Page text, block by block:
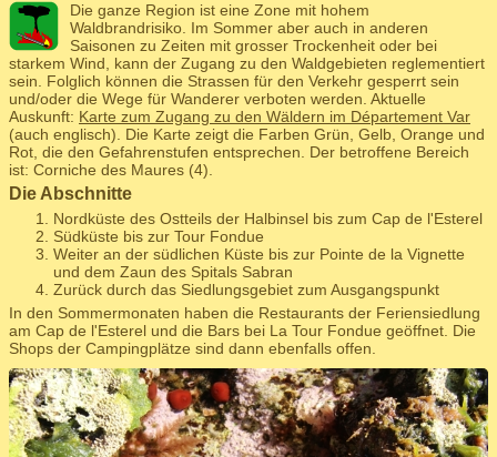
Die ganze Region ist eine Zone mit hohem
Waldbrandrisiko. Im Sommer aber auch in anderen
Saisonen zu Zeiten mit grosser Trockenheit oder bei
starkem Wind, kann der Zugang zu den Waldgebieten reglementiert
sein. Folglich können die Strassen für den Verkehr gesperrt sein
und/oder die Wege für Wanderer verboten werden. Aktuelle
Auskunft: Karte zum Zugang zu den Wäldern im Département Var
(auch englisch). Die Karte zeigt die Farben Grün, Gelb, Orange und
Rot, die den Gefahrenstufen entsprechen. Der betroffene Bereich
ist: Corniche des Maures (4).
Die Abschnitte
Nordküste des Ostteils der Halbinsel bis zum Cap de l'Esterel
Südküste bis zur Tour Fondue
Weiter an der südlichen Küste bis zur Pointe de la Vignette
und dem Zaun des Spitals Sabran
Zurück durch das Siedlungsgebiet zum Ausgangspunkt
In den Sommermonaten haben die Restaurants der Feriensiedlung
am Cap de l'Esterel und die Bars bei La Tour Fondue geöffnet. Die
Shops der Campingplätze sind dann ebenfalls offen.